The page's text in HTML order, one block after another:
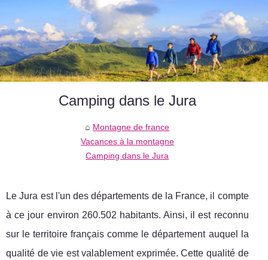
Camping dans le Jura
Montagne de france
Vacances à la montagne
Camping dans le Jura
Le Jura est l'un des départements de la France, il compte
à ce jour environ 260.502 habitants. Ainsi, il est reconnu
sur le territoire français comme le département auquel la
qualité de vie est valablement exprimée. Cette qualité de